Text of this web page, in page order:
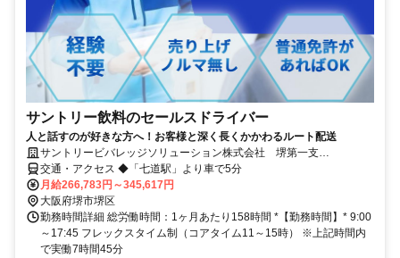
サントリー飲料のセールスドライバー
人と話すのが好きな方へ！お客様と深く長くかかわるルート配送
サントリービバレッジソリューション株式会社 堺第一支
店/KISE136
交通・アクセス ◆「七道駅」より車で5分
月給266,783円～345,617円
大阪府堺市堺区
勤務時間詳細 総労働時間：1ヶ月あたり158時間 *【勤務時間】* 9:00
～17:45 フレックスタイム制（コアタイム11～15時） ※上記時間内
で実働7時間45分